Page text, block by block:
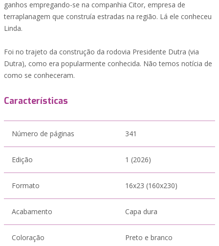
ganhos empregando-se na companhia Citor, empresa de
terraplanagem que construía estradas na região. Lá ele conheceu
Linda.
Foi no trajeto da construção da rodovia Presidente Dutra (via
Dutra), como era popularmente conhecida. Não temos notícia de
como se conheceram.
Características
Número de páginas 341
Edição 1 (2026)
Formato 16x23 (160x230)
Acabamento Capa dura
Coloração Preto e branco